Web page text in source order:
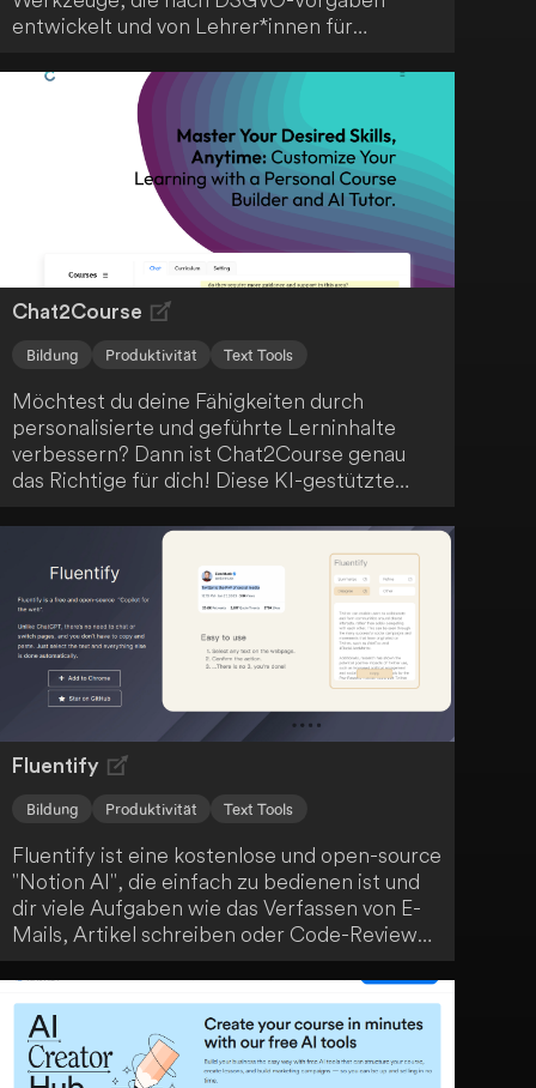
entwickelt und von Lehrer*innen für
praktischer Alleskönner für den modernen
Chat2Course
Bildung Produktivität Text Tools
Möchtest du deine Fähigkeiten durch
personalisierte und geführte Lerninhalte
verbessern? Dann ist Chat2Course genau
das Richtige für dich! Diese KI-gestützte
gestützte Kursentwicklung, anpassbare
Kursübersichten und interaktives Curriculum-
Design. Profitiere von personalisierten
Lerninhalten, Echtzeit-KI-Kursleitern und
einer GPT-4-getriebenen Lernerfahrung, um
deine Ziele zu erreichen.
Fluentify
Bildung Produktivität Text Tools
Fluentify ist eine kostenlose und open-source
"Notion AI", die einfach zu bedienen ist und
dir viele Aufgaben wie das Verfassen von E-
Mails, Artikel schreiben oder Code-Reviews
erleichtert. Durch einfaches Wischen wird
deine Arbeit erledigt. Egal, in welcher
Situation du dich befindest, Fluentify ist ein
vielseitiges Tool, das dir den Arbeitsalltag
erleichtert.